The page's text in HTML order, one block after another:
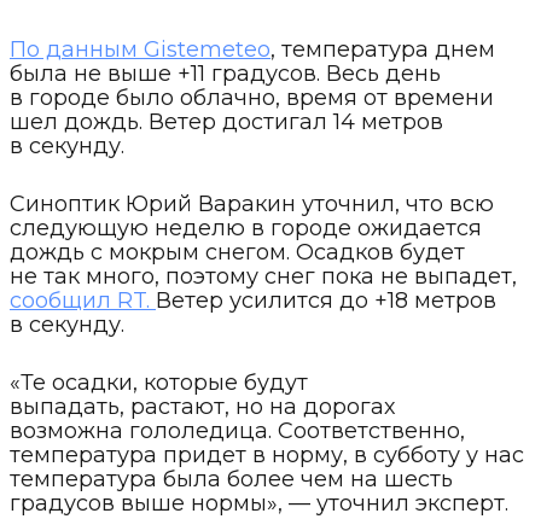
По данным Gistemeteo, температура днем
была не выше +11 градусов. Весь день
в городе было облачно, время от времени
шел дождь. Ветер достигал 14 метров
в секунду.
Синоптик Юрий Варакин уточнил, что всю
следующую неделю в городе ожидается
дождь с мокрым снегом. Осадков будет
не так много, поэтому снег пока не выпадет,
сообщил RT. Ветер усилится до +18 метров
в секунду.
«Те осадки, которые будут
выпадать, растают, но на дорогах
возможна гололедица. Соответственно,
температура придет в норму, в субботу у нас
температура была более чем на шесть
градусов выше нормы», — уточнил эксперт.